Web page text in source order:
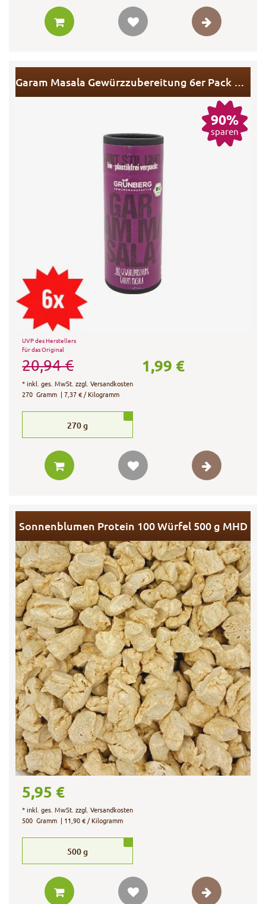
Garam Masala Gewürzzubereitung 6er Pack MHD
90%
sparen
UVP des Herstellers
für das Original
20,94 € 1,99 €
*inkl. ges. MwSt. zzgl.Versandkosten
270 Gramm | 7,37 € / Kilogramm
270g
Sonnenblumen Protein 100 Würfel 500 g MHD
5,95 €
*inkl. ges. MwSt. zzgl.Versandkosten
500 Gramm | 11,90 € / Kilogramm
500g